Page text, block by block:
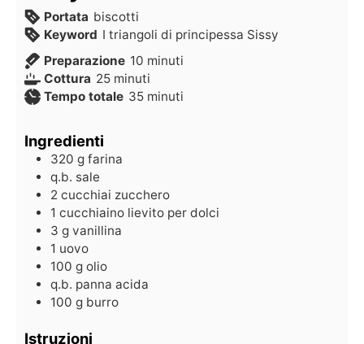
Portata biscotti
Keyword I triangoli di principessa Sissy
Preparazione 10 minuti
Cottura 25 minuti
Tempo totale 35 minuti
Ingredienti
320 g farina
q.b. sale
2 cucchiai zucchero
1 cucchiaino lievito per dolci
3 g vanillina
1 uovo
100 g olio
q.b. panna acida
100 g burro
Istruzioni